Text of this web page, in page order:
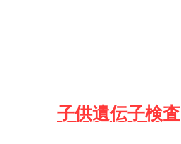
​子供遺伝子検査